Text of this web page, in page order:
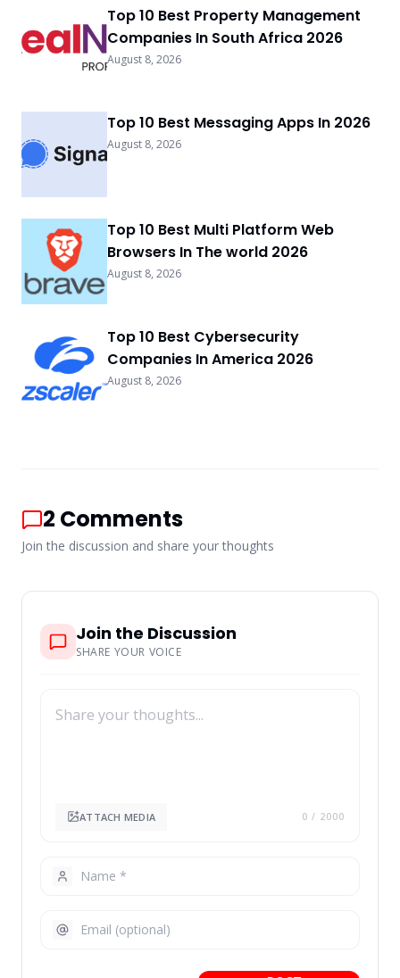
Top 10 Best Property Management
Companies In South Africa 2026
August 8, 2026
Top 10 Best Messaging Apps In 2026
August 8, 2026
Top 10 Best Multi Platform Web
Browsers In The world 2026
August 8, 2026
Top 10 Best Cybersecurity
Companies In America 2026
August 8, 2026
2 Comments
Join the discussion and share your thoughts
Join the Discussion
SHARE YOUR VOICE
ATTACH MEDIA 0 / 2000